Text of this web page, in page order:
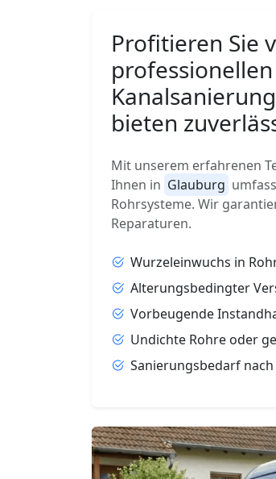
Profitieren Sie
bieten
Mit unserem erfahrenen
Ihnen in Glauburg
Rohrsysteme. Wir
Reparaturen.
Wurzeleinwuchs in
Alterungsbedingter
Vorbeugende
Undichte Rohre oder
Sanierungsbedarf